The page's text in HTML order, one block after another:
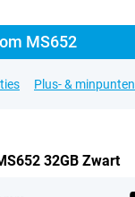
MS652
Plus- & minpunten
32GB Zwart